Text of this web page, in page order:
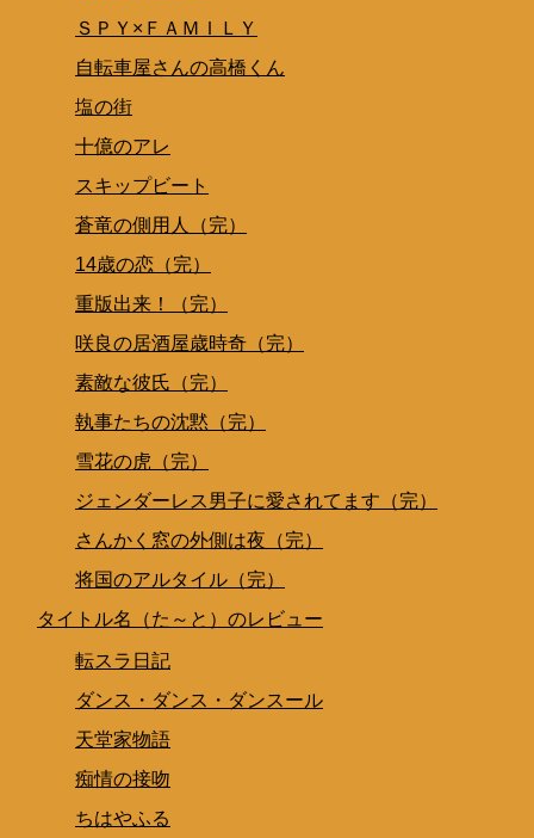
ＳＰＹ×ＦＡＭＩＬＹ
自転車屋さんの高橋くん
塩の街
十億のアレ
スキップビート
蒼竜の側用人（完）
14歳の恋（完）
重版出来！（完）
咲良の居酒屋歳時奇（完）
素敵な彼氏（完）
執事たちの沈黙（完）
雪花の虎（完）
ジェンダーレス男子に愛されてます（完）
さんかく窓の外側は夜（完）
将国のアルタイル（完）
タイトル名（た～と）のレビュー
転スラ日記
ダンス・ダンス・ダンスール
天堂家物語
痴情の接吻
ちはやふる